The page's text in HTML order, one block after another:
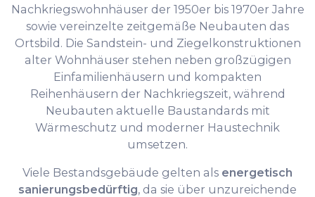
Nachkriegswohnhäuser der 1950er bis 1970er Jahre
sowie vereinzelte zeitgemäße Neubauten das
Ortsbild. Die Sandstein- und Ziegelkonstruktionen
alter Wohnhäuser stehen neben großzügigen
Einfamilienhäusern und kompakten
Reihenhäusern der Nachkriegszeit, während
Neubauten aktuelle Baustandards mit
Wärmeschutz und moderner Haustechnik
umsetzen.
Viele Bestandsgebäude gelten als energetisch
sanierungsbedürftig, da sie über unzureichende